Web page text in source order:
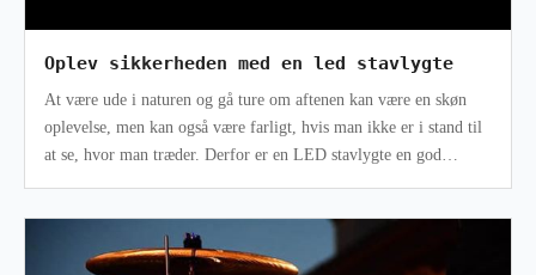
Oplev sikkerheden med en led stavlygte
At være ude i naturen og gå ture om aftenen kan være en skøn
oplevelse, men kan også være farligt, hvis man ikke er i stand til
at se, hvor man træder. Derfor er en LED stavlygte en god